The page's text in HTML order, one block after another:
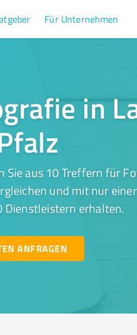
Für Unternehmen
in
aus 10 Treffern für
und mit nur
Dienstleistern erhalten.
ANFRAGEN